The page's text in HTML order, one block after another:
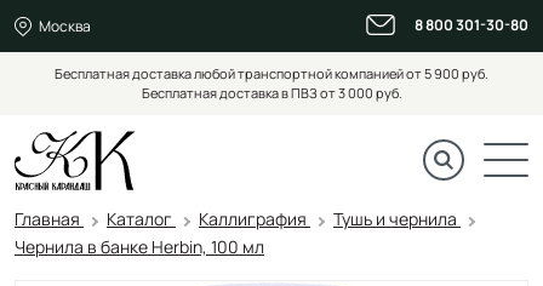
Москва 8 800 301-30-80
Бесплатная доставка любой транспортной компанией от 5 900 руб.
Бесплатная доставка в ПВЗ от 3 000 руб.
Главная Каталог Каллиграфия
Тушь и чернила
Чернила в банке Herbin, 100 мл